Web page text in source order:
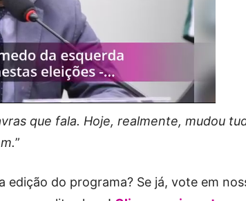
que fala. Hoje, realmente, mudou
”
do programa? Se já, vote em